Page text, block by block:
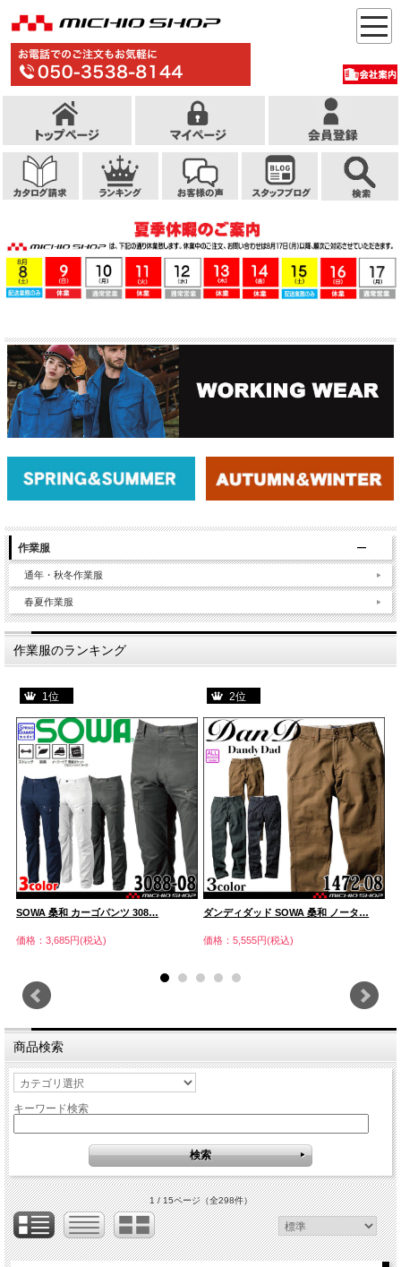
作業服
通年・秋冬作業服
春夏作業服
作業服のランキング
1位
SOWA 桑和 カーゴパンツ 308…
価格：3,685円(税込)
2位
ダンディダッド SOWA 桑和 ノータ…
価格：5,555円(税込)
商品検索
キーワード検索
1 / 15ページ（全298件）